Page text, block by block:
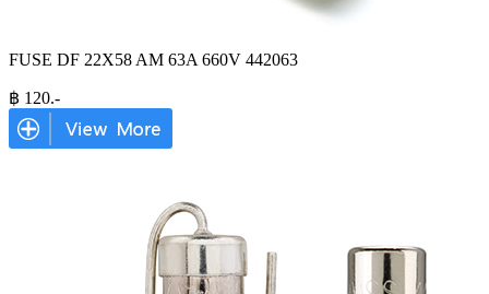
FUSE DF 22X58 AM 63A 660V 442063
฿ 120.-